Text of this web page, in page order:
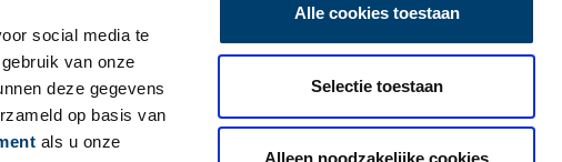
social media te
van onze
deze gegevens
op basis van
als u onze
Alle cookies toestaan
Selectie toestaan
Alleen noodzakelijke cookies